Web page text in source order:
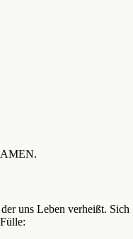
AMEN.
uns Leben verheißt. Sich